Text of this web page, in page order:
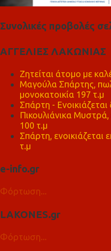
Συνολικές προβολές
ΑΓΓΕΛΙΕΣ ΛΑΚΩΝΙΑΣ
Ζητείται άτομο με
Μαγούλα Σπάρτης,
μονοκατοικία 197 τ.μ
Σπάρτη -
Πικουλιάνικα Μυστρά,
100 τ.μ
Σπάρτη, ενοικιάζεται
τ.μ
e-info.gr
Φόρτωση...
LAKONES.gr
Φόρτωση...